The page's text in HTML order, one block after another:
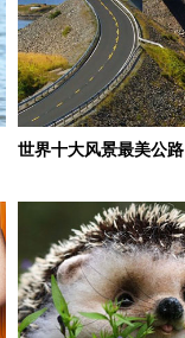
世界十大风景最美公路